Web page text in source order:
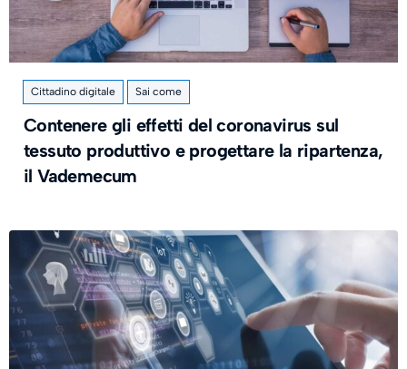
Cittadino digitale Sai come
Contenere gli effetti del coronavirus sul
tessuto produttivo e progettare la ripartenza,
il Vademecum